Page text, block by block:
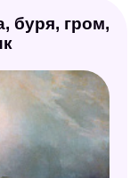
буря, гром,